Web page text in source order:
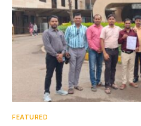
FEATURED